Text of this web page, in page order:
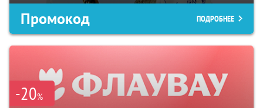
Промокод ПОДРОБНЕЕ
-20%